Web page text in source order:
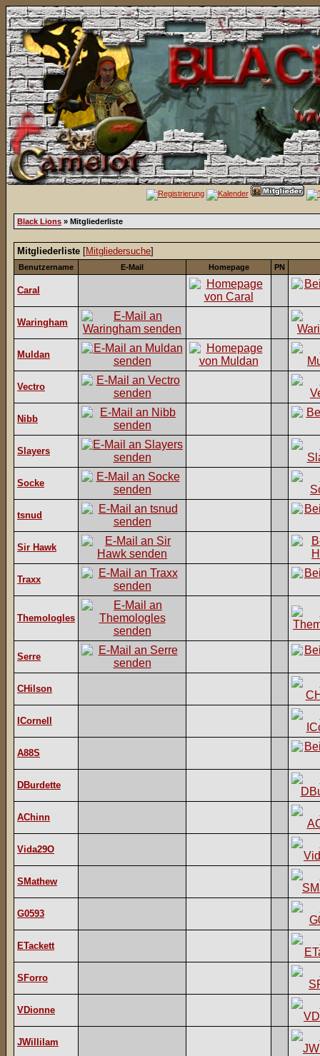
Black Lions » Mitgliederliste
Mitgliederliste [Mitgliedersuche]
Benutzername E-Mail Homepage PN
Caral
Waringham
Muldan
Vectro
Nibb
Slayers
Socke
tsnud
Sir Hawk
Traxx
Themologles
Serre
CHilson
ICornell
A88S
DBurdette
AChinn
Vida29O
SMathew
G0593
ETackett
SForro
VDionne
JWillilam